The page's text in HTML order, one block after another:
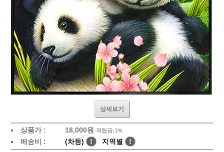
상세보기
상품가 : 18,000원 적립금:1%
배송비 : (차등) ! 지역별 !